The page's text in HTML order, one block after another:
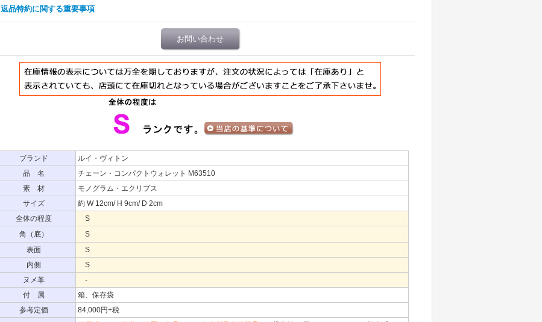
返品特約に関する重要事項
お問い合わせ
ブランド
ルイ・ヴィトン
品 名
チェーン・コンパクトウォレット M63510
素 材
モノグラム・エクリプス
サイズ
約 W 12cm/ H 9cm/ D 2cm
全体の程度
S
角（底）
S
表面
S
内側
S
ヌメ革
-
付 属
箱、保存袋
参考定価
84,000円+税